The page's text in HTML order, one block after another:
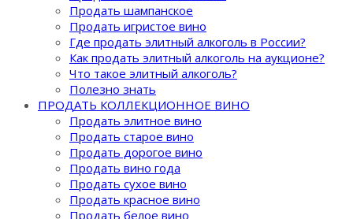
Продать шампанское
Продать игристое вино
Где продать элитный алкоголь в России?
Как продать элитный алкоголь на аукционе?
Что такое элитный алкоголь?
Полезно знать
ПРОДАТЬ КОЛЛЕКЦИОННОЕ ВИНО
Продать элитное вино
Продать старое вино
Продать дорогое вино
Продать вино года
Продать сухое вино
Продать красное вино
Продать белое вино